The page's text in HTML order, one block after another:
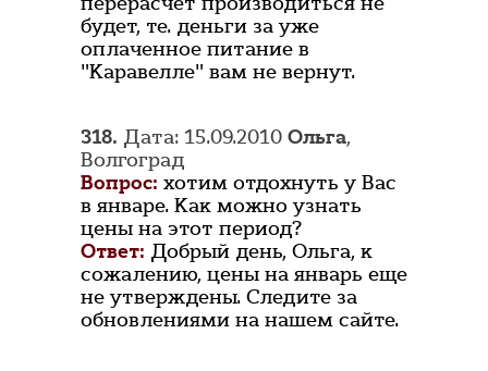
будет, те. деньги за уже
оплаченное питание в
"Каравелле" вам не вернут.
318. Дата: 15.09.2010 Ольга,
Волгоград
Вопрос: хотим отдохнуть у Вас
в январе. Как можно узнать
цены на этот период?
Ответ: Добрый день, Ольга, к
сожалению, цены на январь еще
не утверждены. Следите за
обновлениями на нашем сайте.